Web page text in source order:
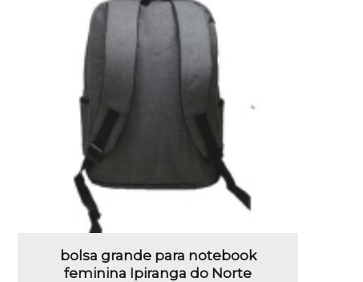
bolsa grande para notebook
feminina Ipiranga do Norte